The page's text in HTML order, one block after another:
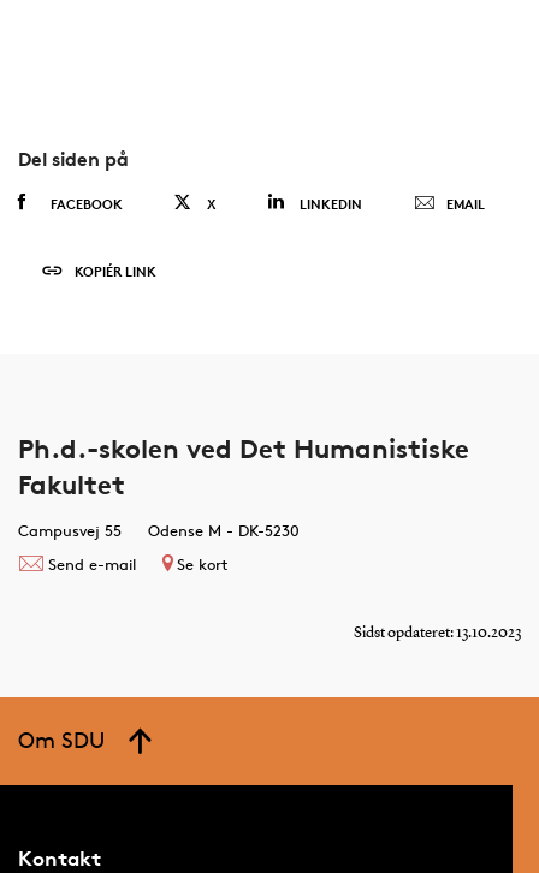
Del siden på
FACEBOOK X LINKEDIN EMAIL
KOPIÉR LINK
Ph.d.-skolen ved Det Humanistiske
Fakultet
Campusvej 55
Odense M - DK-5230
Send e-mail
Se kort
Sidst opdateret: 13.10.2023
Om SDU
Kontakt